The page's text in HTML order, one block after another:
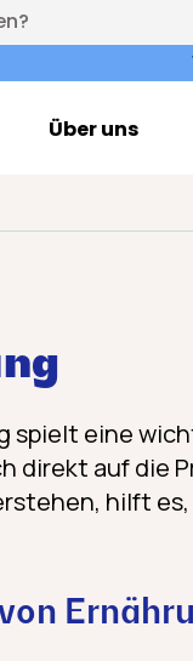
Über uns
spielt eine
direkt auf die
hilft